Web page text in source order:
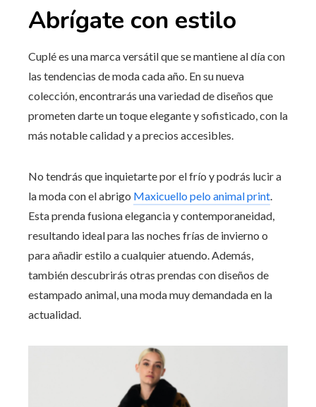
Abrígate con estilo
Cuplé es una marca versátil que se mantiene al día con
las tendencias de moda cada año. En su nueva
colección, encontrarás una variedad de diseños que
prometen darte un toque elegante y sofisticado, con la
más notable calidad y a precios accesibles.
No tendrás que inquietarte por el frío y podrás lucir a
la moda con el abrigo Maxicuello pelo animal print
Esta prenda fusiona elegancia y contemporaneidad,
resultando ideal para las noches frías de invierno o
para añadir estilo a cualquier atuendo. Además,
también descubrirás otras prendas con diseños de
estampado animal, una moda muy demandada en la
actualidad.